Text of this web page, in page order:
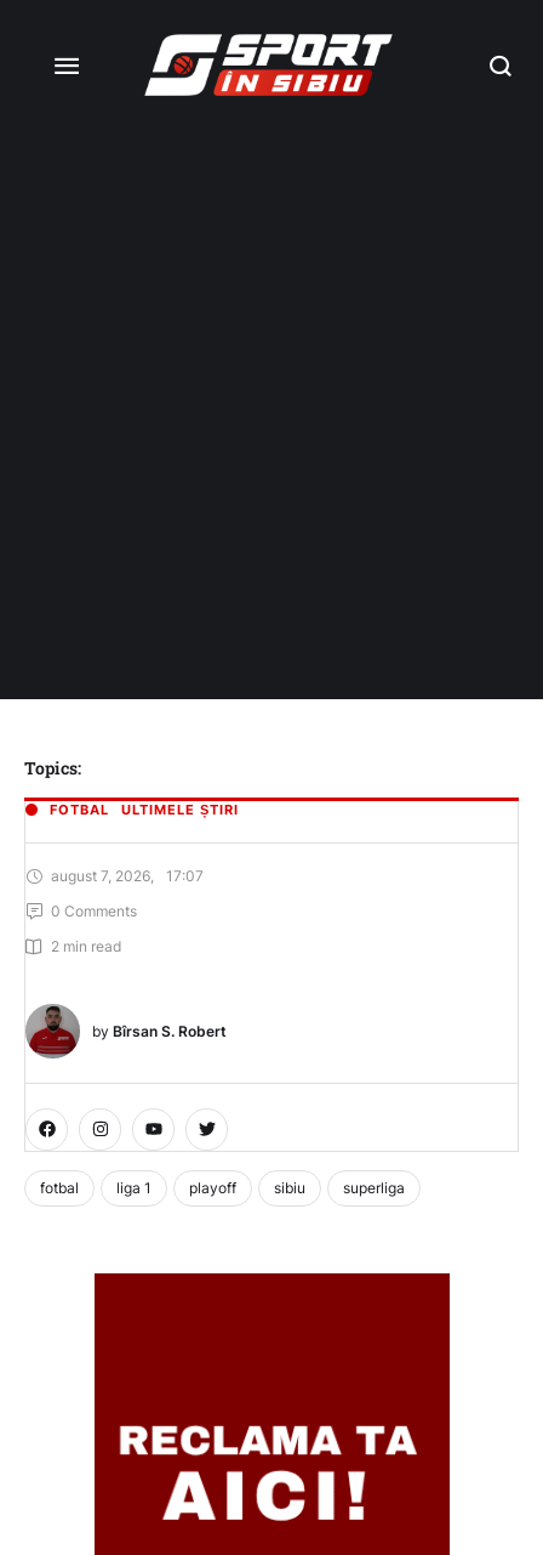
Topics:
FOTBAL ULTIMELE ȘTIRI
august 7, 2026
17:07
0 Comments
2 min read
by Bîrsan S. Robert
fotbal liga 1 playoff sibiu superliga